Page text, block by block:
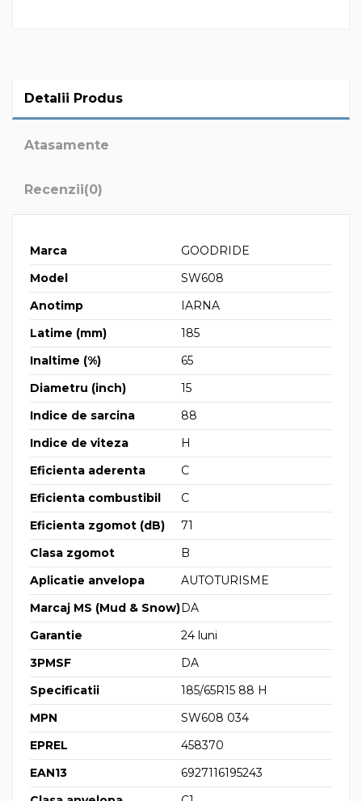
Detalii Produs
Atasamente
Recenzii(0)
Marca
GOODRIDE
Model
SW608
Anotimp
IARNA
Latime (mm)
185
Inaltime (%)
65
Diametru (inch)
15
Indice de sarcina
88
Indice de viteza
H
Eficienta aderenta
C
Eficienta combustibil
C
Eficienta zgomot (dB)
71
Clasa zgomot
B
Aplicatie anvelopa
AUTOTURISME
Marcaj MS (Mud & Snow)DA
Garantie
24 luni
3PMSF
DA
Specificatii
185/65R15 88 H
MPN
SW608 034
EPREL
458370
EAN13
6927116195243